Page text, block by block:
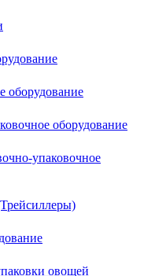
оборудование
оборудование
упаковочное
овощей